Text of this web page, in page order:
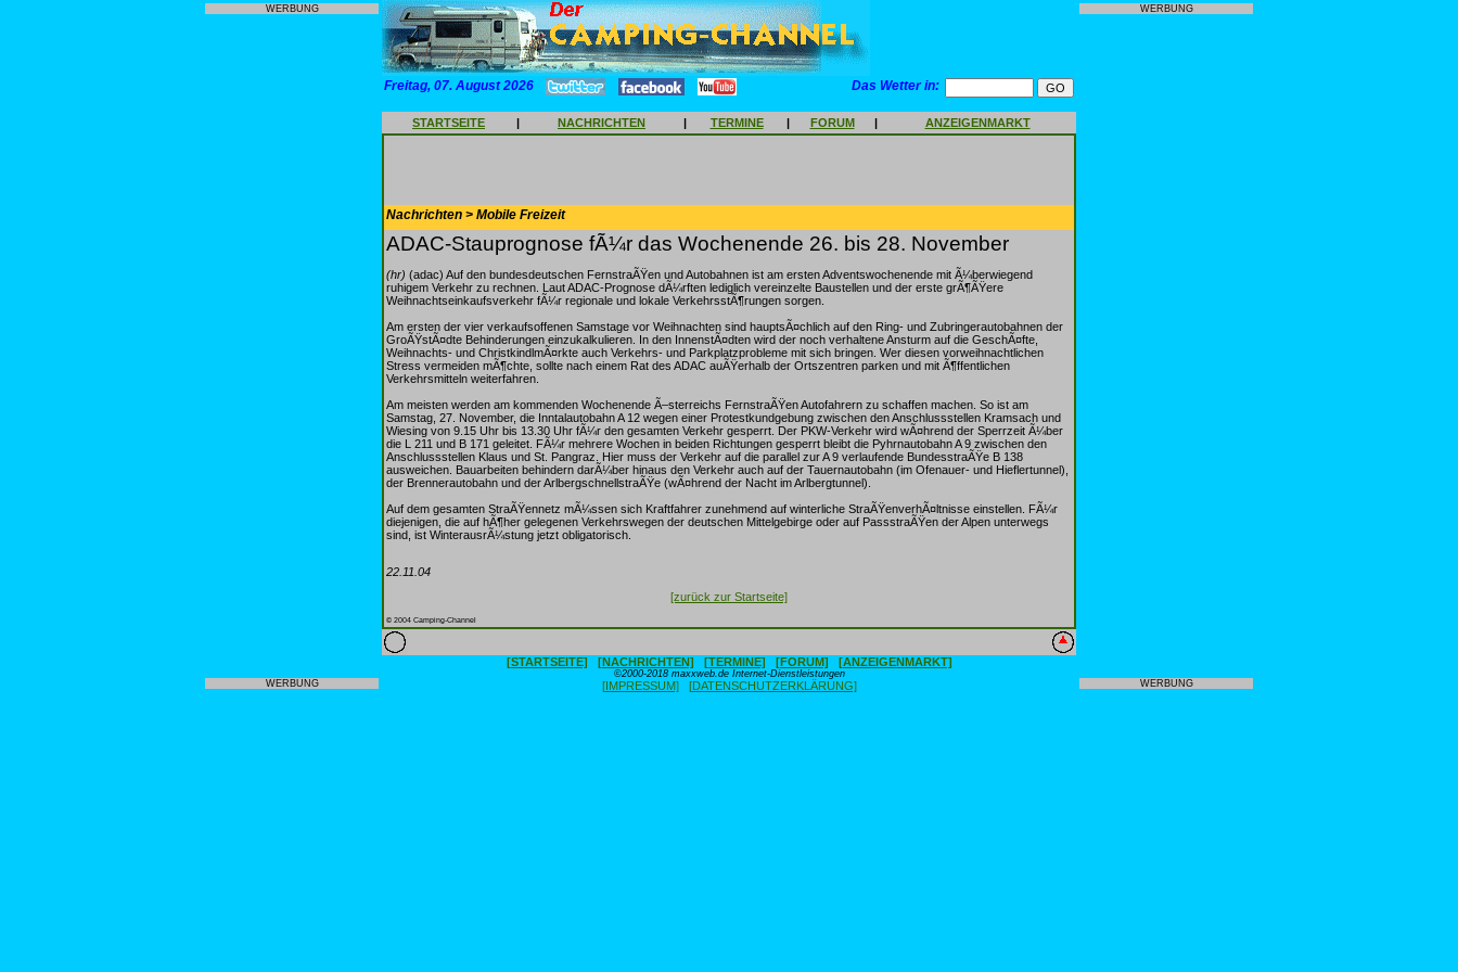
WERBUNG
WERBUNG
Freitag, 07. August 2026 Das Wetter in:
STARTSEITE | NACHRICHTEN | TERMINE | FORUM | ANZEIGENMARKT
Nachrichten > Mobile Freizeit
ADAC-Stauprognose fÃ¼r das Wochenende 26. bis 28. November
(hr) (adac) Auf den bundesdeutschen FernstraÃŸen und Autobahnen ist am ersten Adventswochenende mit Ã¼berwiegend
ruhigem Verkehr zu rechnen. Laut ADAC-Prognose dÃ¼rften lediglich vereinzelte Baustellen und der erste grÃ¶ÃŸere
Weihnachtseinkaufsverkehr fÃ¼r regionale und lokale VerkehrsstÃ¶rungen sorgen.
Am ersten der vier verkaufsoffenen Samstage vor Weihnachten sind hauptsÃ¤chlich auf den Ring- und Zubringerautobahnen der
GroÃŸstÃ¤dte Behinderungen einzukalkulieren. In den InnenstÃ¤dten wird der noch verhaltene Ansturm auf die GeschÃ¤fte,
Weihnachts- und ChristkindlmÃ¤rkte auch Verkehrs- und Parkplatzprobleme mit sich bringen. Wer diesen vorweihnachtlichen
Stress vermeiden mÃ¶chte, sollte nach einem Rat des ADAC auÃŸerhalb der Ortszentren parken und mit Ã¶ffentlichen
Verkehrsmitteln weiterfahren.
Am meisten werden am kommenden Wochenende Ã–sterreichs FernstraÃŸen Autofahrern zu schaffen machen. So ist am
Samstag, 27. November, die Inntalautobahn A 12 wegen einer Protestkundgebung zwischen den Anschlussstellen Kramsach und
Wiesing von 9.15 Uhr bis 13.30 Uhr fÃ¼r den gesamten Verkehr gesperrt. Der PKW-Verkehr wird wÃ¤hrend der Sperrzeit Ã¼ber
die L 211 und B 171 geleitet. FÃ¼r mehrere Wochen in beiden Richtungen gesperrt bleibt die Pyhrnautobahn A 9 zwischen den
Anschlussstellen Klaus und St. Pangraz. Hier muss der Verkehr auf die parallel zur A 9 verlaufende BundesstraÃŸe B 138
ausweichen. Bauarbeiten behindern darÃ¼ber hinaus den Verkehr auch auf der Tauernautobahn (im Ofenauer- und Hieflertunnel),
der Brennerautobahn und der ArlbergschnellstraÃŸe (wÃ¤hrend der Nacht im Arlbergtunnel).
Auf dem gesamten StraÃŸennetz mÃ¼ssen sich Kraftfahrer zunehmend auf winterliche StraÃŸenverhÃ¤ltnisse einstellen. FÃ¼r
diejenigen, die auf hÃ¶her gelegenen Verkehrswegen der deutschen Mittelgebirge oder auf PassstraÃŸen der Alpen unterwegs
sind, ist WinterausrÃ¼stung jetzt obligatorisch.
22.11.04
[zurück zur Startseite]
© 2004 Camping-Channel
[STARTSEITE] [NACHRICHTEN] [TERMINE] [FORUM] [ANZEIGENMARKT]
©2000-2018 maxxweb.de Internet-Dienstleistungen
[IMPRESSUM] [DATENSCHUTZERKLÄRUNG]
WERBUNG
WERBUNG